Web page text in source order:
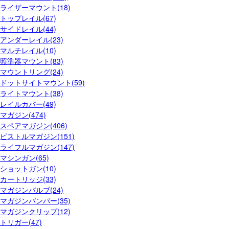
ライザーマウント(18)
トップレイル(67)
サイドレイル(44)
アンダーレイル(23)
マルチレイル(10)
照準器マウント(83)
マウントリング(24)
ドットサイトマウント(59)
ライトマウント(38)
レイルカバー(49)
マガジン(474)
スペアマガジン(406)
ピストルマガジン(151)
ライフルマガジン(147)
マシンガン(65)
ショットガン(10)
カートリッジ(33)
マガジンバルブ(24)
マガジンバンパー(35)
マガジンクリップ(12)
トリガー(47)